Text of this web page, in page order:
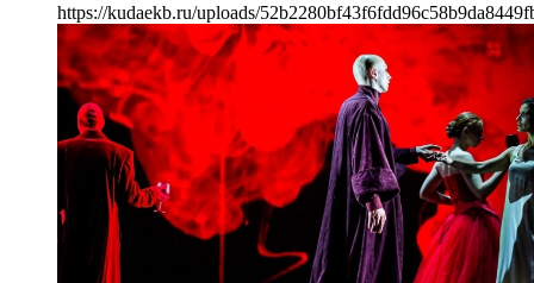
https://kudaekb.ru/uploads/